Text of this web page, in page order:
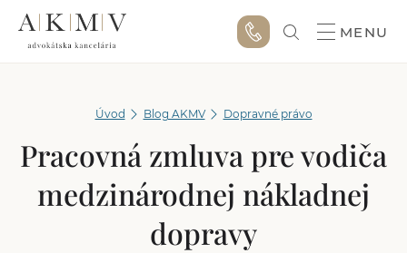
MENU
Úvod Blog AKMV Dopravné právo
Pracovná zmluva pre vodiča
medzinárodnej nákladnej
dopravy